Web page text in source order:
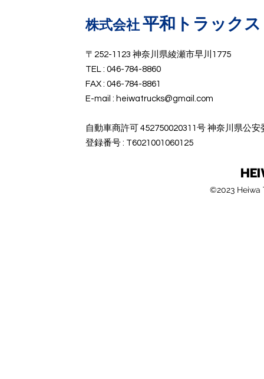
​株式会社平和トラックス
〒252-1123 神奈川県綾瀬市早川1775
TEL : 046-784-8860
FAX : 046-784-8861
E-mail : heiwatrucks@gmail.com
自動車商許可 452750020311号 神奈川県公安
​登録番号 : T6021001060125
©2023 Heiwa